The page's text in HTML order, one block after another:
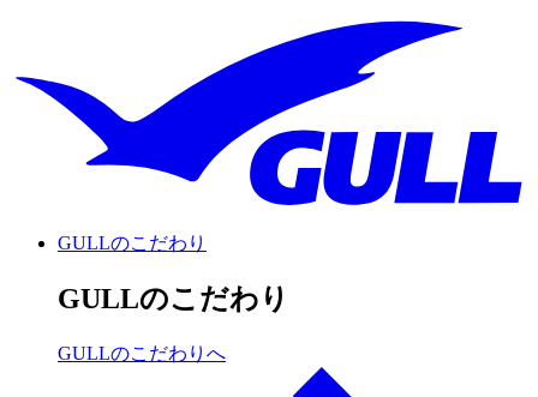
GULLのこだわり
GULLのこだわり
GULLのこだわりへ